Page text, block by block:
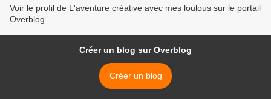
Voir le profil de L'aventure créative avec mes loulous sur le portail
Overblog
Créer un blog sur Overblog
Créer un blog